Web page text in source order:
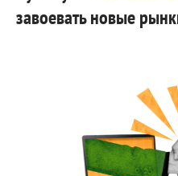
завоевать новые